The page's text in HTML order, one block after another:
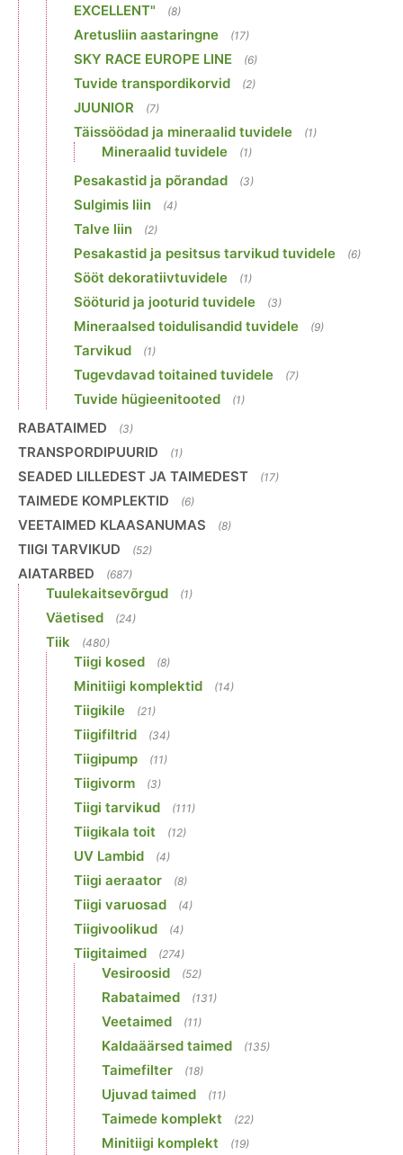
EXCELLENT"
(8)
Aretusliin aastaringne (17)
SKY RACE EUROPE LINE (6)
Tuvide transpordikorvid (2)
JUUNIOR (7)
Täissöödad ja mineraalid tuvidele (1)
Mineraalid tuvidele (1)
Pesakastid ja põrandad (3)
Sulgimis liin (4)
Talve liin (2)
Pesakastid ja pesitsus tarvikud tuvidele (6)
Sööt dekoratiivtuvidele (1)
Sööturid ja jooturid tuvidele (3)
Mineraalsed toidulisandid tuvidele (9)
Tarvikud (1)
Tugevdavad toitained tuvidele (7)
Tuvide hügieenitooted (1)
RABATAIMED (3)
TRANSPORDIPUURID (1)
SEADED LILLEDEST JA TAIMEDEST (17)
TAIMEDE KOMPLEKTID (6)
VEETAIMED KLAASANUMAS (8)
TIIGI TARVIKUD (52)
AIATARBED (687)
Tuulekaitsevõrgud (1)
Väetised (24)
Tiik (480)
Tiigi kosed (8)
Minitiigi komplektid (14)
Tiigikile (21)
Tiigifiltrid (34)
Tiigipump (11)
Tiigivorm (3)
Tiigi tarvikud (111)
Tiigikala toit (12)
UV Lambid (4)
Tiigi aeraator (8)
Tiigi varuosad (4)
Tiigivoolikud (4)
Tiigitaimed (274)
Vesiroosid (52)
Rabataimed (131)
Veetaimed (11)
Kaldaäärsed taimed (135)
Taimefilter (18)
Ujuvad taimed (11)
Taimede komplekt (22)
Minitiigi komplekt (19)